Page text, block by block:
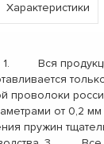
Характеристики
1. Вся
проволоки
от
пружин